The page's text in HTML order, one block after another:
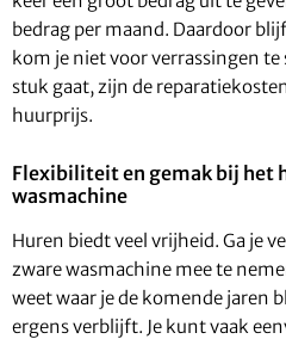
bedrag per maand. Daardoor
kom je niet voor verrassingen te
stuk gaat, zijn de
huurprijs.
Flexibiliteit en gemak bij het
wasmachine
Huren biedt veel vrijheid. Ga je
zware wasmachine mee te
weet waar je de komende jaren
ergens verblijft. Je kunt vaak